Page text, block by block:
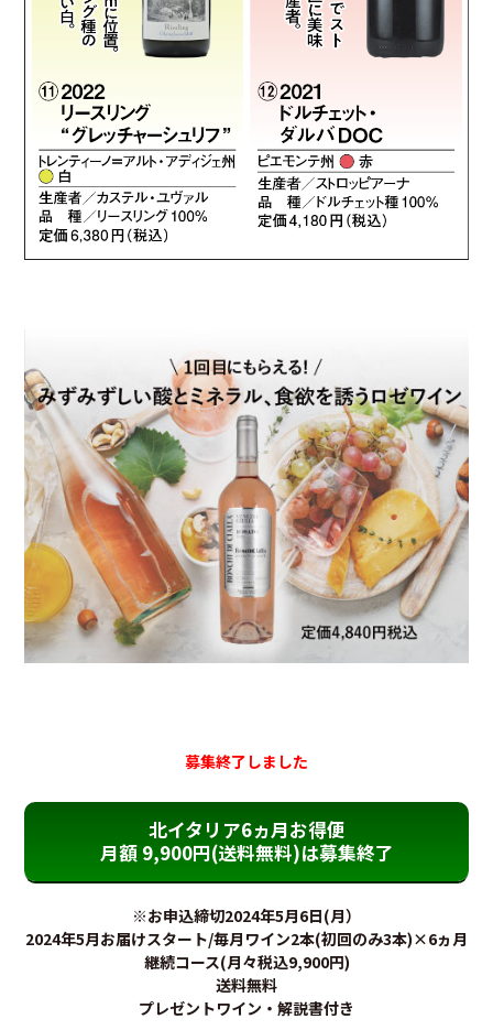
募集終了しました
北イタリア6ヵ月お得便
月額 9,900円(送料無料)は募集終了
※お申込締切2024年5月6日(月）
2024年5月お届けスタート/毎月ワイン2本(初回のみ3本)×6ヵ月
継続コース(月々税込9,900円)
送料無料
プレゼントワイン・解説書付き